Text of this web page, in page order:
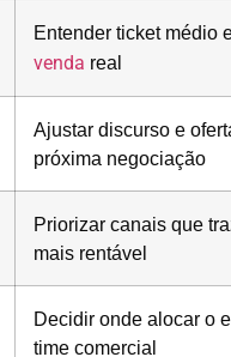
Entender ticket médio
venda real
Ajustar discurso e
próxima negociação
Priorizar canais que
mais rentável
Decidir onde alocar o
time comercial